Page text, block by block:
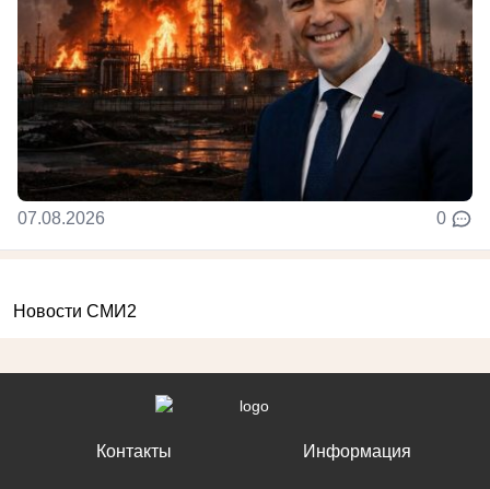
07.08.2026 0
Новости СМИ2
Контакты Информация